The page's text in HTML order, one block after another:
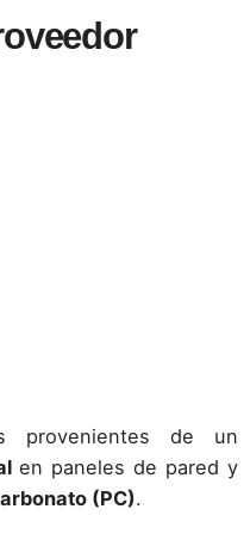
provenientes de un
en paneles de pared y
(PC).